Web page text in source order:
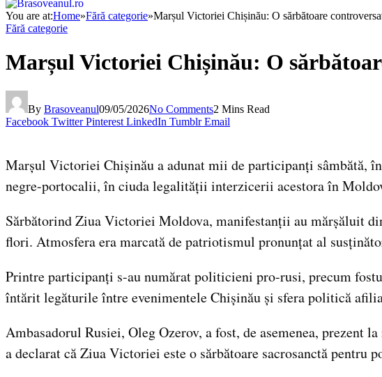
You are at:Home»Fără categorie»Marșul Victoriei Chișinău: O sărbătoare
Fără categorie
Marșul Victoriei Chișinău: O
By Brasoveanul09/05/2026No Comments2 Mins Read
Facebook Twitter Pinterest LinkedIn Tumblr Email
Marșul Victoriei Chișinău a adunat mii de participanți sâmbătă,
negre-portocalii, în ciuda legalității interzicerii acestora în
Sărbătorind Ziua Victoriei Moldova, manifestanții au mărșăluit
flori. Atmosfera era marcată de patriotismul pronunțat al
Printre participanți s-au numărat politicieni pro-rusi, precum
întărit legăturile între evenimentele Chișinău și sfera politică
Ambasadorul Rusiei, Oleg Ozerov, a fost, de asemenea,
a declarat că Ziua Victoriei este o sărbătoare sacrosanctă pentru